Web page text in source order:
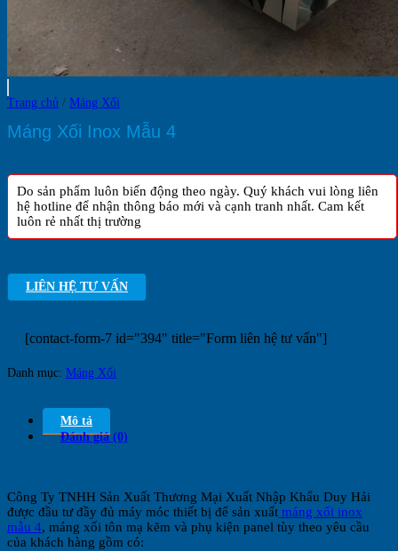
Trang chủ / Máng Xối
Máng Xối Inox Mẫu 4
Do sản phẩm luôn biến động theo ngày. Quý khách vui lòng liên
hệ hotline để nhận thông báo mới và cạnh tranh nhất. Cam kết
luôn rẻ nhất thị trường
LIÊN HỆ TƯ VẤN
[contact-form-7 id="394" title="Form liên hệ tư vấn"]
Danh mục: Máng Xối
Mô tả
Đánh giá (0)
Công Ty TNHH Sản Xuất Thương Mại Xuất Nhập Khẩu Duy Hải
được đầu tư đầy đủ máy móc thiết bị để sản xuất máng xối inox
mẫu 4, máng xối tôn mạ kẽm và phụ kiện panel tùy theo yêu cầu
của khách hàng gồm có: